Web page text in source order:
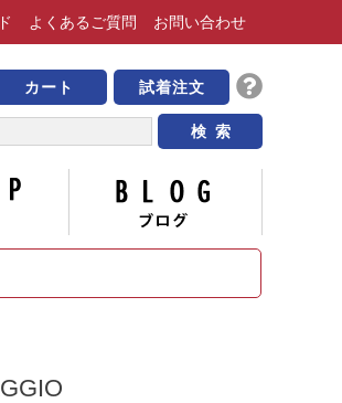
よくある ご質問 お問い合わせ
ッグ・ビー
カート 試着注文